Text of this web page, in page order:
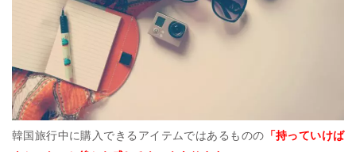
韓国旅行中に購入できるアイテムではあるものの 「持っていけば